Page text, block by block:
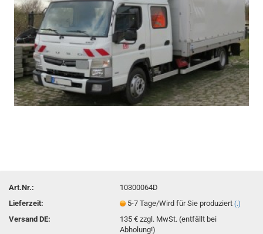
Art.Nr.:
10300064D
Lieferzeit:
5-7 Tage/Wird für Sie produziert(.)
Versand DE:
135 € zzgl. MwSt. (entfällt bei
Abholung!)